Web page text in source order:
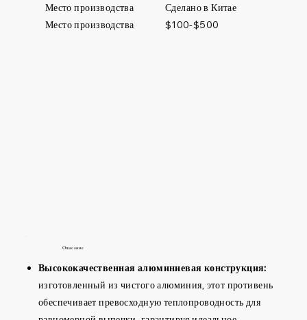
Сделано в Китае
Место производства
Место производства
$100-$500
Высококачественная алюминиевая конструкция:
изготовленный из чистого алюминия, этот противень
обеспечивает превосходную теплопроводность для
Описание